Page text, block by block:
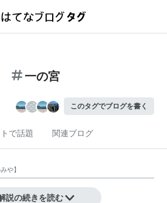
一の宮
このタグでブログを書く
で話題 関連ブログ
や】
説の続きを読む